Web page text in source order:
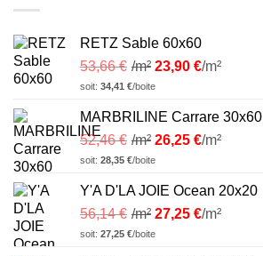
RETZ Sable 60x60
53,66€ /m² 23,90 €/m²
soit: 34,41 €/boite
MARBRILINE Carrare 30x60
52,46€ /m² 26,25 €/m²
soit: 28,35 €/boite
Y'A D'LA JOIE Ocean 20x20
56,14€ /m² 27,25 €/m²
soit: 27,25 €/boite